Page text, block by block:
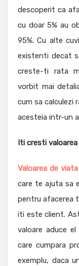
descoperit ca
cu doar 5% au
95%. Cu alte
existenti decat
creste-ti rata
vorbit mai
cum sa calculezi
acesteia intr-un
Iti cresti
Valoarea de
care te ajuta sa
pentru afacerea
iti este client.
valoare aduce
care cumpara
exemplu, daca